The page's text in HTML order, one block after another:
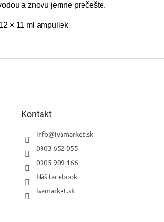
a znovu jemne prečešte.
12 × 11 ml ampuliek
Kontakt
info@ivamarket.sk
0903 652 055
0905 909 166
Náš facebook
ivamarket.sk